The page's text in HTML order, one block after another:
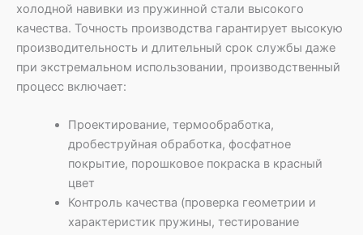
холодной навивки из пружинной стали высокого
качества. Точность производства гарантирует высокую
производительность и длительный срок службы даже
при экстремальном использовании, производственный
процесс включает:
Проектирование, термообработка,
дробеструйная обработка, фосфатное
покрытие, порошковое покраска в красный
цвет
Контроль качества (проверка геометрии и
характеристик пружины, тестирование